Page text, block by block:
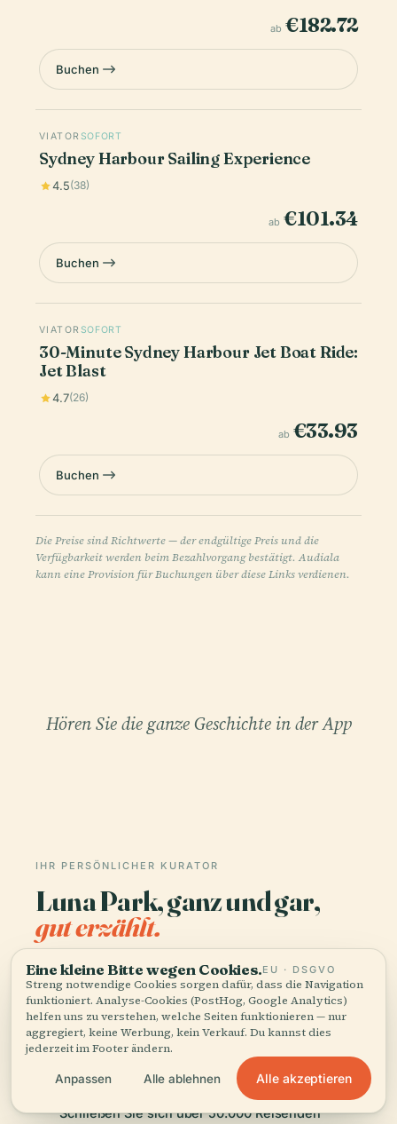
ab €182.72
Buchen
VIATOR SOFORT
Sydney Harbour Sailing Experience
4.5(38)
ab €101.34
Buchen
VIATOR SOFORT
30-Minute Sydney Harbour Jet Boat Ride:
Jet Blast
4.7(26)
ab €33.93
Buchen
Die Preise sind Richtwerte — der endgültige Preis und die
Verfügbarkeit werden beim Bezahlvorgang bestätigt. Audiala
kann eine Provision für Buchungen über diese Links verdienen.
Hören Sie die ganze Geschichte in der App
IHR PERSÖNLICHER KURATOR
Luna Park, ganz und gar,
gut erzählt.
Audioguides für 1.100+ Städte in 96 Ländern.
Geschichte, Geschichten und lokales Wissen —
offline verfügbar.
Schließen Sie sich über 50.000 Reisenden
Eine kleine Bitte wegen Cookies.EU · DSGVO
Streng notwendige Cookies sorgen dafür, dass die Navigation
funktioniert. Analyse-Cookies (PostHog, Google Analytics)
helfen uns zu verstehen, welche Seiten funktionieren — nur
aggregiert, keine Werbung, kein Verkauf. Du kannst dies
jederzeit im Footer ändern.
Anpassen Alle ablehnen Alle akzeptieren